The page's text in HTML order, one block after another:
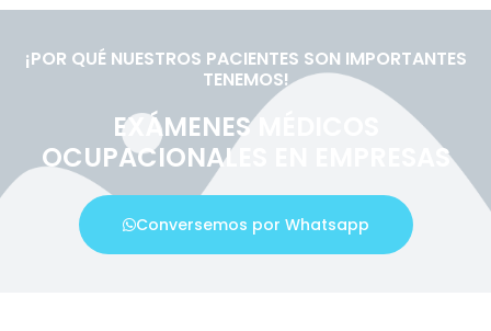
¡POR QUÉ NUESTROS PACIENTES SON IMPORTANTES
TENEMOS!
EXÁMENES MÉDICOS
OCUPACIONALES EN EMPRESAS
Conversemos por Whatsapp